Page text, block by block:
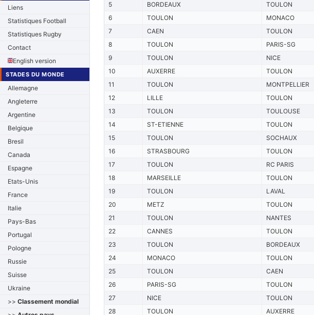
Liens
Statistiques Football
Statistiques Rugby
Contact
English version
STADES DU MONDE
Allemagne
Angleterre
Argentine
Belgique
Bresil
Canada
Espagne
Etats-Unis
France
Italie
Pays-Bas
Portugal
Pologne
Russie
Suisse
Ukraine
>> Classement mondial
5
BORDEAUX TOULON
6
TOULON MONACO
7
CAEN TOULON
8
TOULON PARIS-SG
9
TOULON NICE
10
AUXERRE TOULON
11
TOULON MONTPELLIER
12
LILLE TOULON
13
TOULON TOULOUSE
14
ST-ETIENNE TOULON
15
TOULON SOCHAUX
16
STRASBOURG TOULON
17
TOULON RC PARIS
18
MARSEILLE TOULON
19
TOULON LAVAL
20
METZ TOULON
21
TOULON NANTES
22
CANNES TOULON
23
TOULON BORDEAUX
24
MONACO TOULON
25
TOULON CAEN
26
PARIS-SG TOULON
27
NICE TOULON
28
TOULON AUXERRE